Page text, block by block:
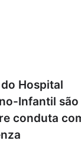
Hospital
Infantil são
conduta